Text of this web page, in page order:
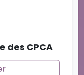
des CPCA